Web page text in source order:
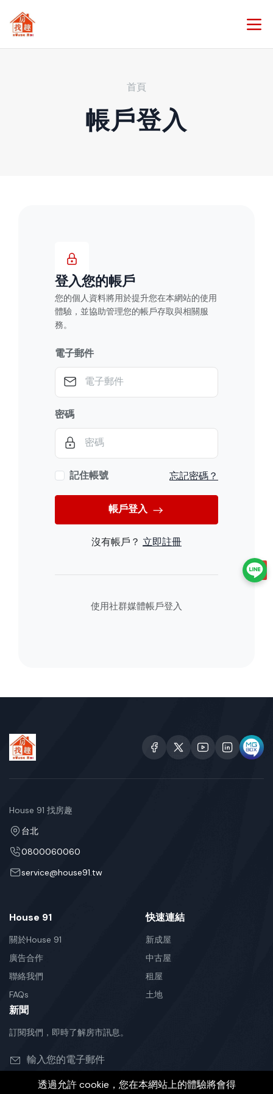
首頁
帳戶登入
登入您的帳戶
您的個人資料將用於提升您在本網站的使用
體驗，並協助管理您的帳戶存取與相關服
務。
電子郵件
密碼
記住帳號 忘記密碼？
帳戶登入
沒有帳戶？ 立即註冊
使用社群媒體帳戶登入
House 91 找房趣
台北
0800060060
service@house91.tw
House 91
關於House 91
廣告合作
聯絡我們
FAQs
快速連結
新成屋
中古屋
租屋
土地
新聞
訂閱我們，即時了解房市訊息。
透過允許 cookie，您在本網站上的體驗將會得